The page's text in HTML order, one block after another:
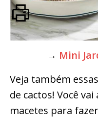
→ Mini
Veja também
de cactos! Você
macetes para